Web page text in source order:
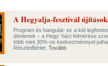
A Hegyalja-fesztivál
Program és hangulat: ez a két
döntenek – a Hegy’ házi felmérése
több mint 30%-os kedvezménnyel
RészletBérlet. Tovább